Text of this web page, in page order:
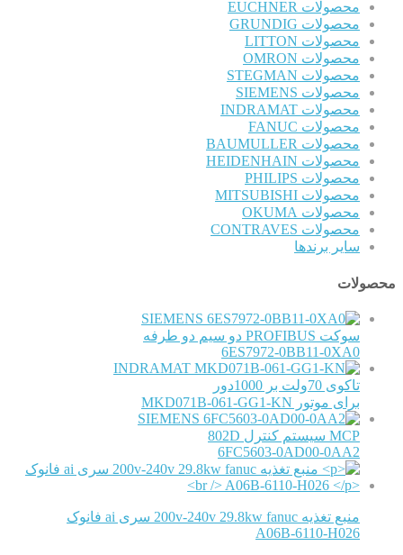
محصولات EUCHNER
محصولات GRUNDIG
محصولات LITTON
محصولات OMRON
محصولات STEGMAN
محصولات SIEMENS
محصولات INDRAMAT
محصولات FANUC
محصولات BAUMULLER
محصولات HEIDENHAIN
محصولات PHILIPS
محصولات MITSUBISHI
محصولات OKUMA
محصولات CONTRAVES
سایر برندها
محصولات
SIEMENS
سوکت PROFIBUS دو سیم دو طرفه
6ES7972-0BB11-0XA0
INDRAMAT
تاکوی 70ولت بر 1000دور
برای موتور MKD071B-061-GG1-KN
SIEMENS
MCP سیستم کنترل 802D
6FC5603-0AD00-0AA2
منبع تغذیه 200v-240v 29.8kw fanuc سری ai فانوک
A06B-6110-H026